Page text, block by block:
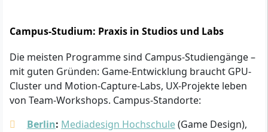
Campus-Studium: Praxis in Studios und Labs
Die meisten Programme sind Campus-Studiengänge –
mit guten Gründen: Game-Entwicklung braucht GPU-
Cluster und Motion-Capture-Labs, UX-Projekte leben
von Team-Workshops. Campus-Standorte:
Berlin: Mediadesign Hochschule(Game Design),